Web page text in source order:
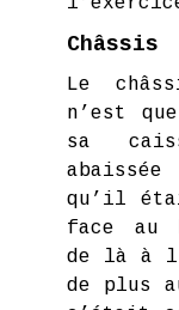
Châssis
Le
n’est
sa
qu’il
face au
de là à
de plus